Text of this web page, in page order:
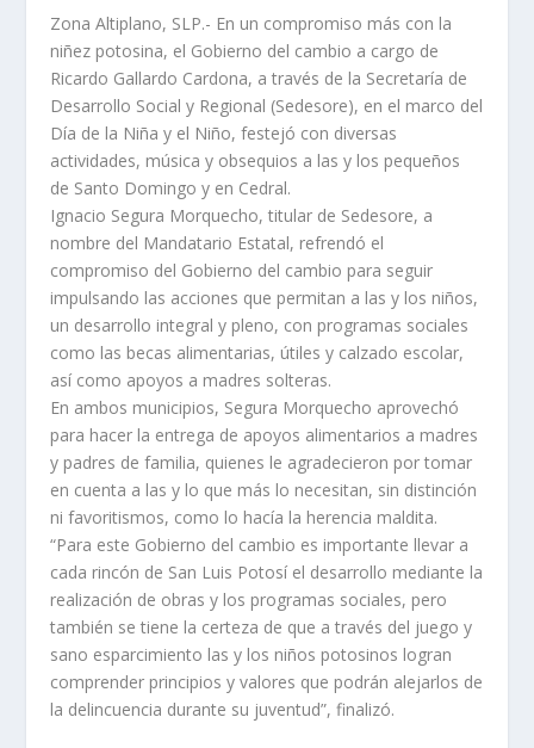
Zona Altiplano, SLP.- En un compromiso más con la
niñez potosina, el Gobierno del cambio a cargo de
Ricardo Gallardo Cardona, a través de la Secretaría de
Desarrollo Social y Regional (Sedesore), en el marco del
Día de la Niña y el Niño, festejó con diversas
actividades, música y obsequios a las y los pequeños
de Santo Domingo y en Cedral.
Ignacio Segura Morquecho, titular de Sedesore, a
nombre del Mandatario Estatal, refrendó el
compromiso del Gobierno del cambio para seguir
impulsando las acciones que permitan a las y los niños,
un desarrollo integral y pleno, con programas sociales
como las becas alimentarias, útiles y calzado escolar,
así como apoyos a madres solteras.
En ambos municipios, Segura Morquecho aprovechó
para hacer la entrega de apoyos alimentarios a madres
y padres de familia, quienes le agradecieron por tomar
en cuenta a las y lo que más lo necesitan, sin distinción
ni favoritismos, como lo hacía la herencia maldita.
“Para este Gobierno del cambio es importante llevar a
cada rincón de San Luis Potosí el desarrollo mediante la
realización de obras y los programas sociales, pero
también se tiene la certeza de que a través del juego y
sano esparcimiento las y los niños potosinos logran
comprender principios y valores que podrán alejarlos de
la delincuencia durante su juventud”, finalizó.